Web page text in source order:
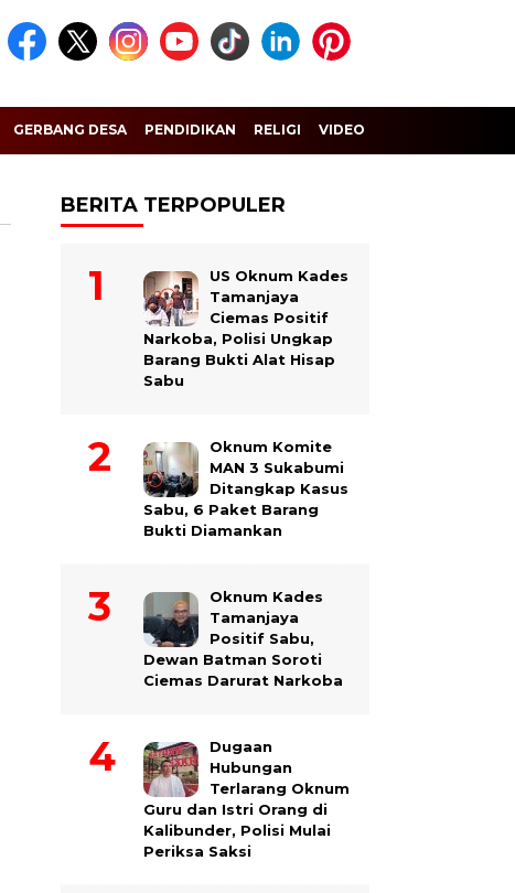
GERBANG DESA PENDIDIKAN RELIGI VIDEO
BERITA TERPOPULER
US Oknum Kades
Tamanjaya
Ciemas Positif
Narkoba, Polisi Ungkap
Barang Bukti Alat Hisap
Sabu
Oknum Komite
MAN 3 Sukabumi
Ditangkap Kasus
Sabu, 6 Paket Barang
Bukti Diamankan
Oknum Kades
Tamanjaya
Positif Sabu,
Dewan Batman Soroti
Ciemas Darurat Narkoba
Dugaan
Hubungan
Terlarang Oknum
Guru dan Istri Orang di
Kalibunder, Polisi Mulai
Periksa Saksi